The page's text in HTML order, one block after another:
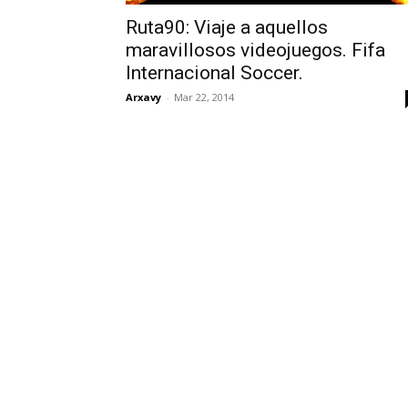
Ruta90: Viaje a aquellos
maravillosos videojuegos. Fifa
Internacional Soccer.
Arxavy - Mar 22, 2014